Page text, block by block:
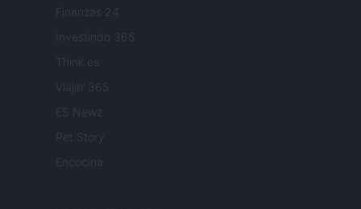
Finanzas 24
Investindo 365
Think.es
Viajar 365
ES Newz
Pet Story
Encocina